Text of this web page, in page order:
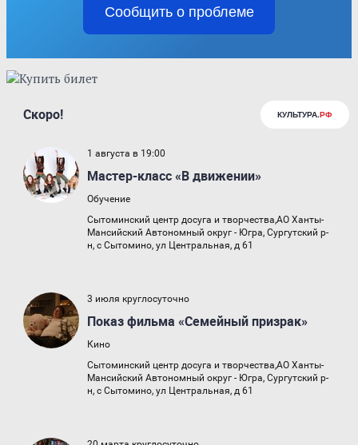
Сообщить о проблеме